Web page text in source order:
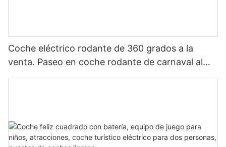
Coche eléctrico rodante de 360 ​​grados a la
venta. Paseo en coche rodante de carnaval al
aire libre.